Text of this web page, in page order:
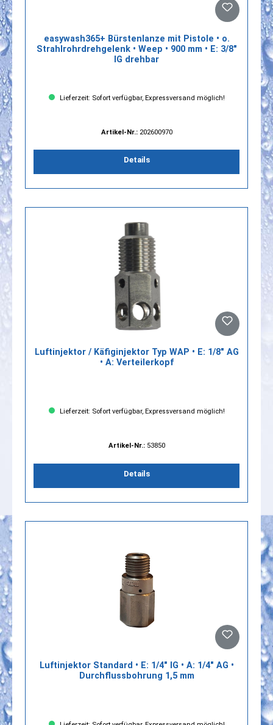
easywash365+ Bürstenlanze mit Pistole • o.
Strahlrohrdrehgelenk • Weep • 900 mm • E: 3/8"
IG drehbar
Lieferzeit: Sofort verfügbar, Expressversand möglich!
Artikel-Nr.: 202600970
Details
Luftinjektor / Käfiginjektor Typ WAP • E: 1/8" AG
• A: Verteilerkopf
Lieferzeit: Sofort verfügbar, Expressversand möglich!
Artikel-Nr.: 53850
Details
Luftinjektor Standard • E: 1/4" IG • A: 1/4" AG •
Durchflussbohrung 1,5 mm